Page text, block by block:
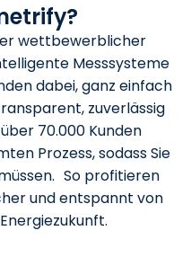
wettbewerblicher
Messsysteme
dabei, ganz einfach
zuverlässig
70.000 Kunden
Prozess, sodass Sie
So profitieren
und entspannt von